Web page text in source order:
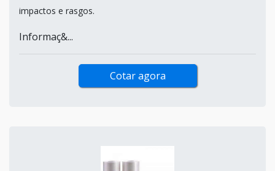
impactos e rasgos.
Informaç&...
Cotar agora